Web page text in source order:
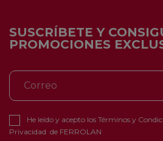
SUSCRÍBETE Y
PROMOCIONES
He leído y acepto los Términos y
Privacidad de FERROLAN